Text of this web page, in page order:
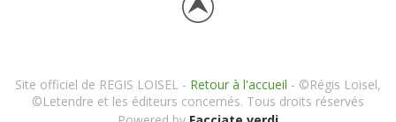
Site officiel de REGIS LOISEL - Retour à l'accueil - ©Régis Loisel,
©Letendre et les éditeurs concernés. Tous droits réservés